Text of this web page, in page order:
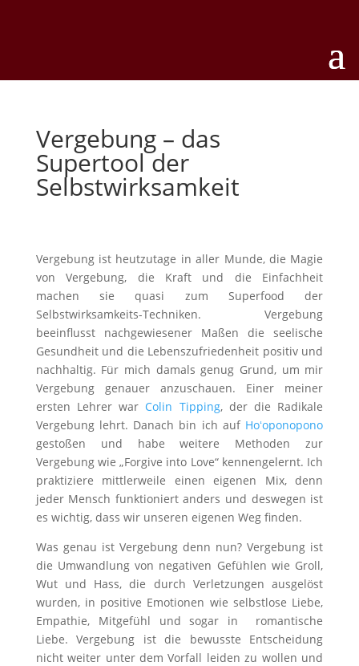
Vergebung – das
Supertool der
Selbstwirksamkeit
Vergebung ist heutzutage in aller Munde, die Magie
von Vergebung, die Kraft und die Einfachheit
machen sie quasi zum Superfood der
Selbstwirksamkeits-Techniken. Vergebung
beeinflusst nachgewiesener Maßen die seelische
Gesundheit und die Lebenszufriedenheit positiv und
nachhaltig. Für mich damals genug Grund, um mir
Vergebung genauer anzuschauen. Einer meiner
ersten Lehrer war Colin Tipping, der die Radikale
Vergebung lehrt. Danach bin ich auf Hoʻoponopono
gestoßen und habe weitere Methoden zur
Vergebung wie „Forgive into Love“ kennengelernt. Ich
praktiziere mittlerweile einen eigenen Mix, denn
jeder Mensch funktioniert anders und deswegen ist
es wichtig, dass wir unseren eigenen Weg finden.
Was genau ist Vergebung denn nun? Vergebung ist
die Umwandlung von negativen Gefühlen wie Groll,
Wut und Hass, die durch Verletzungen ausgelöst
wurden, in positive Emotionen wie selbstlose Liebe,
Empathie, Mitgefühl und sogar in romantische
Liebe. Vergebung ist die bewusste Entscheidung
nicht weiter unter dem Vorfall leiden zu wollen und